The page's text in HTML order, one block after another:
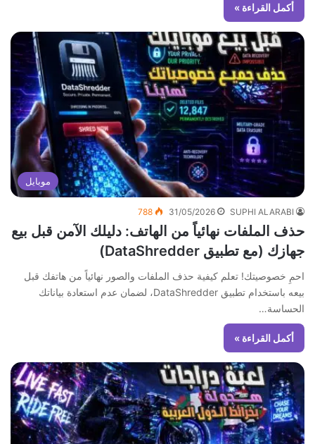
أكمل القراءة »
موبايل
SUPHI ALARABI
31/05/2026
788
حذف الملفات نهائياً من الهاتف: دليلك الآمن قبل بيع
جهازك (مع تطبيق DataShredder)
احمِ خصوصيتك! تعلم كيفية حذف الملفات والصور نهائياً من هاتفك قبل
بيعه باستخدام تطبيق DataShredder، لضمان عدم استعادة بياناتك
الحساسة…
أكمل القراءة »